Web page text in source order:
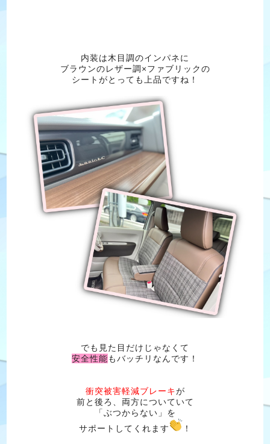
内装は木目調のインパネに
ブラウンのレザー調×ファブリックの
シートがとっても上品ですね！
でも見た目だけじゃなくて
安全性能もバッチリなんです！
衝突被害軽減ブレーキが
前と後ろ、両方についていて
「ぶつからない」を
サポートしてくれます
！